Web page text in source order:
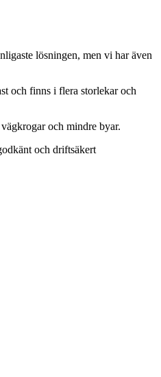
lösningen, men vi har även
och finns i flera storlekar och
och mindre byar.
och driftsäkert